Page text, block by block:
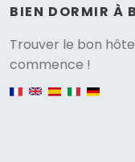
BIEN DORMIR À
Trouver le bon
commence !
English version